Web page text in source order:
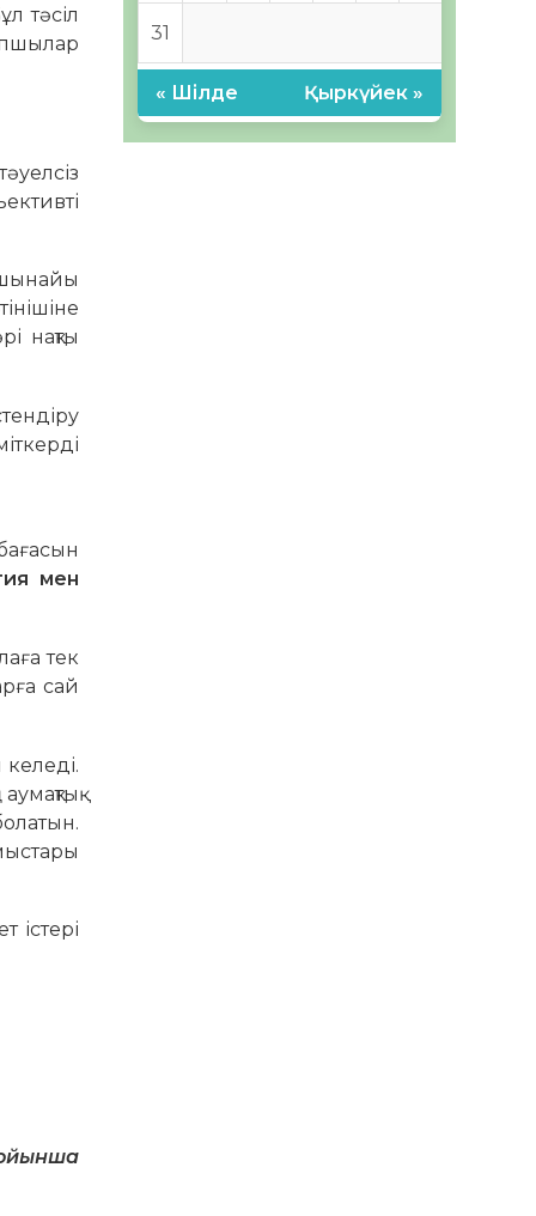
тәсіл
нақты
мен
тек
сай
келеді.
істері
31
« Шілде Қыркүйек »